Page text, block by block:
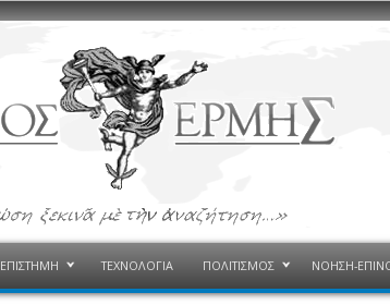
ΕΠΙΣΤΗΜΗ ΤΕΧΝΟΛΟΓΙΑ ΠΟΛΙΤΙΣΜΟΣ ΝΟΗΣΗ-